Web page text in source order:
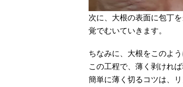
次に、大根の表面に包丁
覚でむいていきます。
ちなみに、大根をこのよ
この工程で、薄く剥けれ
簡単に薄く切るコツは、